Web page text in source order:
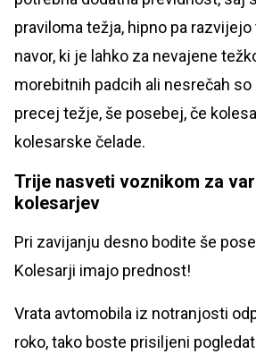
praviloma težja, hipno pa
navor, ki je lahko za nevajene
morebitnih padcih ali nesrečah
precej težje, še posebej, če
kolesarske čelade.
Trije nasveti voznikom za
kolesarjev
Pri zavijanju desno bodite še
Kolesarji imajo prednost!
Vrata avtomobila iz notranjosti
roko, tako boste prisiljeni